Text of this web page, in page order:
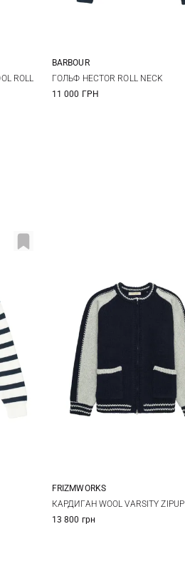
XXL
ROLL
S M L
BARBOUR
ГОЛЬФ HECTOR ROLL NECK
11 000 ГРН
S M L
FRIZMWORKS
КАРДИГАН WOOL VARSITY ZIPUP
13 800 грн